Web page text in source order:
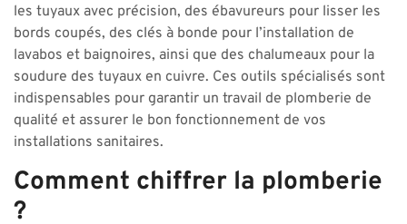
les tuyaux avec précision, des ébavureurs pour lisser les
bords coupés, des clés à bonde pour l’installation de
lavabos et baignoires, ainsi que des chalumeaux pour la
soudure des tuyaux en cuivre. Ces outils spécialisés sont
indispensables pour garantir un travail de plomberie de
qualité et assurer le bon fonctionnement de vos
installations sanitaires.
Comment chiffrer la plomberie
?